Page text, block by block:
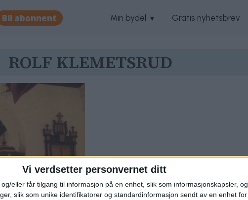
Vi verdsetter personvernet ditt
eller får tilgang til informasjon på en enhet, slik som informasjonskapsler, og
slik som unike identifikatorer og standardinformasjon sendt av en enhet for
Bli abonnent Min bydel Gratis nyhetsbrev
ROLF KLEMETSRUD